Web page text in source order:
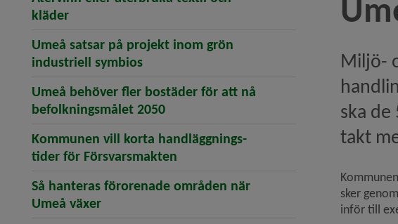
kläder(öppnar artikeln Återvinn eller återbruka textil och
Umeå satsar på projekt inom grön
industriell symbios(öppnar artikeln Umeå satsar på projekt
Umeå behöver fler bostäder för att nå
befolkningsmålet 2050(öppnar artikeln Umeå behöver fler
Kommunen vill korta handläggnings­
tider för Försvarsmakten
Så hanteras förorenade områden när
Umeå växer(öppnar artikeln Så hanteras förorenade
Miljö-
ska
takt
sker
inför till